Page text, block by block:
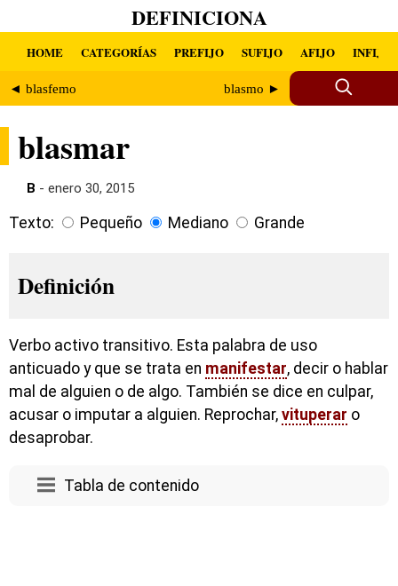
DEFINICIONA
HOME CATEGORÍAS PREFIJO SUFIJO AFIJO INFIJO
◄ blasfemo blasmo ►
blasmar
B - enero 30, 2015
Texto: Pequeño Mediano Grande
Definición
Verbo activo transitivo. Esta palabra de uso
anticuado y que se trata en manifestar, decir o hablar
mal de alguien o de algo. También se dice en culpar,
acusar o imputar a alguien. Reprochar, vituperar o
desaprobar.
Tabla de contenido